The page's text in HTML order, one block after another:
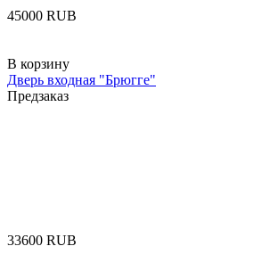
‍45000‍ RUB
В корзину
Дверь входная "Брюгге"
Предзаказ
‍33600‍ RUB